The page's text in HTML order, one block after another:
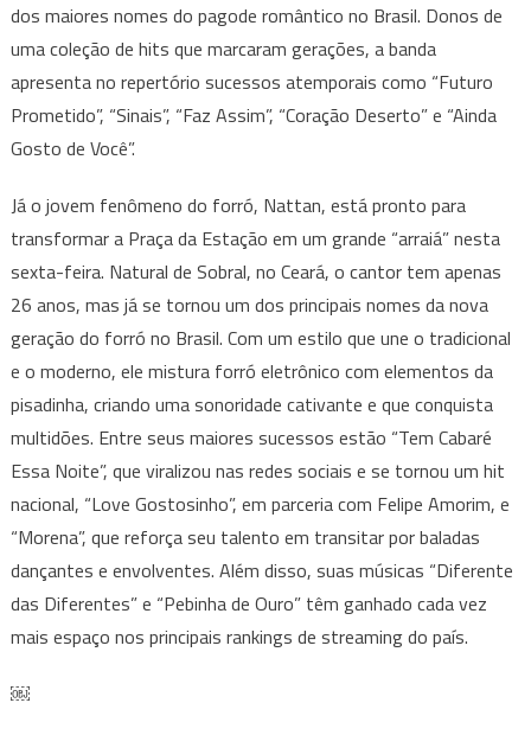
dos maiores nomes do pagode romântico no Brasil. Donos de
uma coleção de hits que marcaram gerações, a banda
apresenta no repertório sucessos atemporais como “Futuro
Prometido”, “Sinais”, “Faz Assim”, “Coração Deserto” e “Ainda
Gosto de Você”.
Já o jovem fenômeno do forró, Nattan, está pronto para
transformar a Praça da Estação em um grande “arraiá” nesta
sexta-feira. Natural de Sobral, no Ceará, o cantor tem apenas
26 anos, mas já se tornou um dos principais nomes da nova
geração do forró no Brasil. Com um estilo que une o tradicional
e o moderno, ele mistura forró eletrônico com elementos da
pisadinha, criando uma sonoridade cativante e que conquista
multidões. Entre seus maiores sucessos estão “Tem Cabaré
Essa Noite”, que viralizou nas redes sociais e se tornou um hit
nacional, “Love Gostosinho”, em parceria com Felipe Amorim, e
“Morena”, que reforça seu talento em transitar por baladas
dançantes e envolventes. Além disso, suas músicas “Diferente
das Diferentes” e “Pebinha de Ouro” têm ganhado cada vez
mais espaço nos principais rankings de streaming do país.
￼